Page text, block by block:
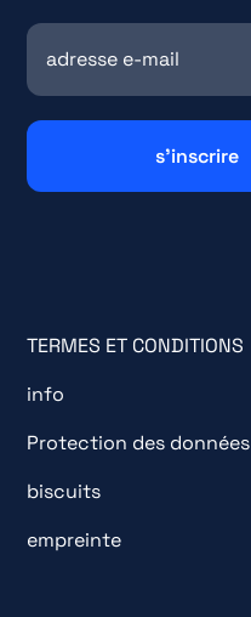
TERMES ET CONDITIONS
info
Protection des données
biscuits
empreinte